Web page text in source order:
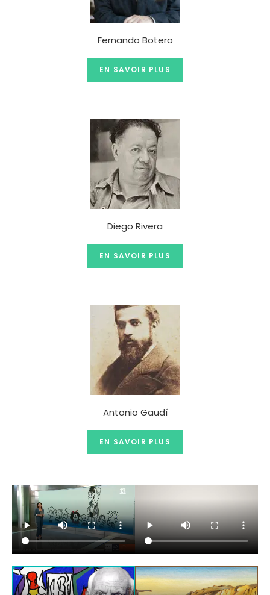
Fernando Botero
EN SAVOIR PLUS
Diego Rivera
EN SAVOIR PLUS
Antonio Gaudí
EN SAVOIR PLUS